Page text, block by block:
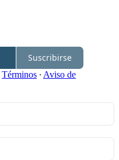
Suscribirse
Términos ∙ Aviso de